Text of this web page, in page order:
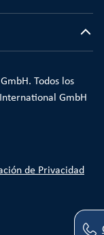
Todos los
GmbH
de Privacidad